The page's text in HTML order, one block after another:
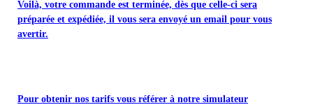
Voilà, votre commande est terminée, dès que celle-ci sera
préparée et expédiée, il vous sera envoyé un email pour vous
avertir.
Pour obtenir nos tarifs vous référer à notre simulateur